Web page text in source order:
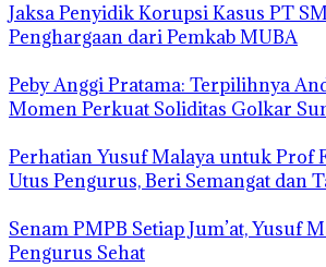
Jaksa Penyidik Korupsi Kasus PT
Penghargaan dari Pemkab MUBA
Peby Anggi Pratama: Terpilihnya
Momen Perkuat Soliditas Golkar
Perhatian Yusuf Malaya untuk Prof
Utus Pengurus, Beri Semangat dan
Senam PMPB Setiap Jum’at, Yusuf
Pengurus Sehat